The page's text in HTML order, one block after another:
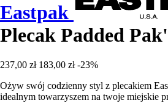
Eastpak
Plecak Padded
237,00 zł 183,00 zł -23%
Ożyw swój codzienny styl z plecakiem
idealnym towarzyszem na twoje miejskie